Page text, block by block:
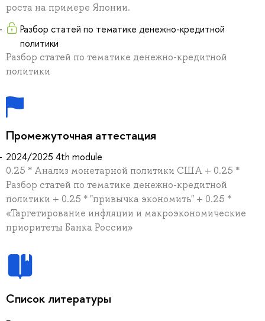
роста на примере Японии.
Разбор статей по тематике денежно-кредитной
политики
Разбор статей по тематике денежно-кредитной
политики
Промежуточная аттестация
2024/2025 4th module
0.25 * Анализ монетарной политики США + 0.25 *
Разбор статей по тематике денежно-кредитной
политики + 0.25 * "привычка экономить" + 0.25 *
«Таргетирование инфляции и макроэкономические
приоритеты Банка России»
Список литературы